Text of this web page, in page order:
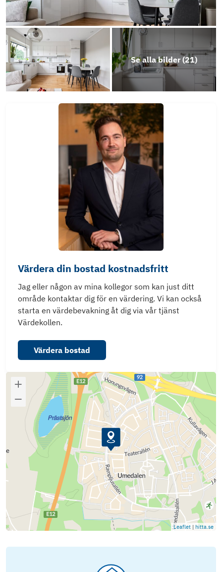
Se alla bilder (21)
Värdera din bostad kostnadsfritt
Jag eller någon av mina kollegor som kan just ditt
område kontaktar dig för en värdering. Vi kan också
starta en värdebevakning åt dig via vår tjänst
Värdekollen.
Värdera bostad
Leaflet | hitta.se